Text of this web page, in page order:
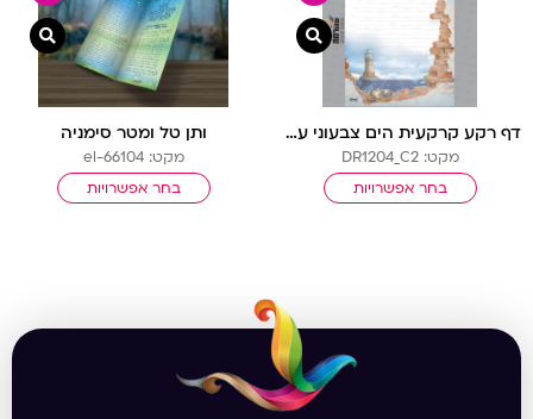
דף רקע קרקעית הים צבעוני עם שורות
מקט: DR1204_C2
בחר אפשרויות
צפייה מהירה
ותן טל ומטר סימניה
מקט: el-66104
בחר אפשרויות